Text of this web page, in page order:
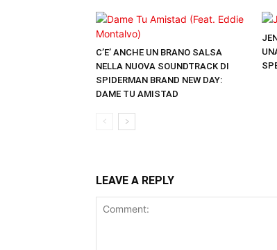
C’E’ ANCHE UN BRANO SALSA
NELLA NUOVA SOUNDTRACK DI
SPIDERMAN BRAND NEW DAY:
DAME TU AMISTAD
LEAVE A REPLY